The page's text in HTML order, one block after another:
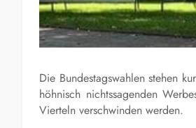
Die Bundestagswahlen stehen
höhnisch nichtssagenden
Vierteln verschwinden werden.